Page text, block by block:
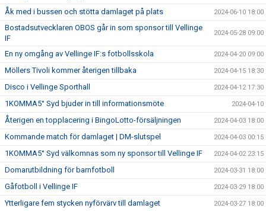
Åk med i bussen och stötta damlaget på plats 2024-06-10 18:00
Bostadsutvecklaren OBOS går in som sponsor till Vellinge
IF
2024-05-28 09:00
En ny omgång av Vellinge IF:s fotbollsskola 2024-04-20 09:00
Möllers Tivoli kommer återigen tillbaka 2024-04-15 18:30
Disco i Vellinge Sporthall 2024-04-12 17:30
1KOMMA5° Syd bjuder in till informationsmöte 2024-04-10
Återigen en topplacering i BingoLotto-försäljningen 2024-04-03 18:00
Kommande match för damlaget | DM-slutspel 2024-04-03 00:15
1KOMMA5° Syd välkomnas som ny sponsor till Vellinge IF 2024-04-02 23:15
Domarutbildning för barnfotboll 2024-03-31 18:00
Gåfotboll i Vellinge IF 2024-03-29 18:00
Ytterligare fem stycken nyförvärv till damlaget 2024-03-27 18:00